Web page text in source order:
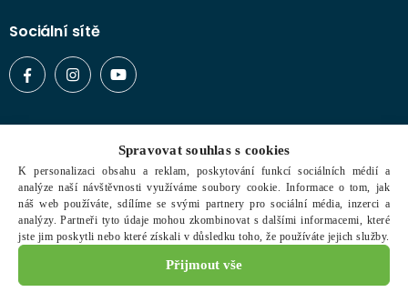
Sociální sítě
Typy zboží
Doprava a platba
Obchodní podmínky
Ochrana osobních údajů
Spravovat souhlas s cookies
K personalizaci obsahu a reklam, poskytování funkcí sociálních médií a
analýze naší návštěvnosti využíváme soubory cookie. Informace o tom, jak
náš web používáte, sdílíme se svými partnery pro sociální média, inzerci a
analýzy. Partneři tyto údaje mohou zkombinovat s dalšími informacemi, které
jste jim poskytli nebo které získali v důsledku toho, že používáte jejich služby.
Přijmout vše